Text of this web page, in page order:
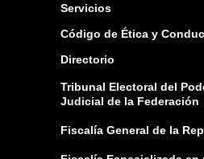
Servicios
Código de Ética y
Directorio
Tribunal Electoral del
Judicial de la Federación
Fiscalía General de la